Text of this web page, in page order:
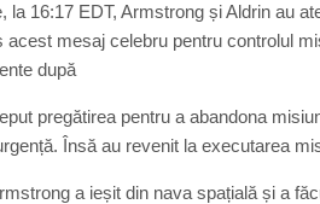
la 16:17 EDT, Armstrong și Aldrin au
mesaj celebru pentru controlul
după
pregătirea pentru a abandona
Însă au revenit la executarea
a ieșit din nava spațială și a